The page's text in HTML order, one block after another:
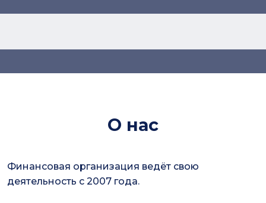
О нас
Финансовая организация ведёт свою
деятельность с 2007 года.